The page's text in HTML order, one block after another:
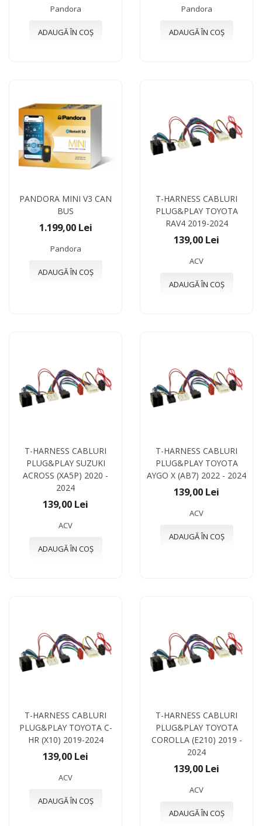
Pandora
ADAUGĂ ÎN COȘ
Pandora
ADAUGĂ ÎN COȘ
PANDORA MINI V3 CAN
BUS
1.199,00 Lei
Pandora
ADAUGĂ ÎN COȘ
T-HARNESS CABLURI
PLUG&PLAY TOYOTA
RAV4 2019-2024
139,00 Lei
ACV
ADAUGĂ ÎN COȘ
T-HARNESS CABLURI
PLUG&PLAY SUZUKI
ACROSS (XA5P) 2020 -
2024
139,00 Lei
ACV
ADAUGĂ ÎN COȘ
T-HARNESS CABLURI
PLUG&PLAY TOYOTA
AYGO X (AB7) 2022 - 2024
139,00 Lei
ACV
ADAUGĂ ÎN COȘ
T-HARNESS CABLURI
PLUG&PLAY TOYOTA C-
HR (X10) 2019-2024
139,00 Lei
ACV
ADAUGĂ ÎN COȘ
T-HARNESS CABLURI
PLUG&PLAY TOYOTA
COROLLA (E210) 2019 -
2024
139,00 Lei
ACV
ADAUGĂ ÎN COȘ